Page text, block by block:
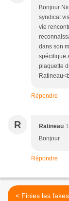
Bonjour
syndicat
vie
dans son
spécifique
plaquette
Répondre
R Ratineau
Bonjour
Répondre
< Finies les fakes news sur